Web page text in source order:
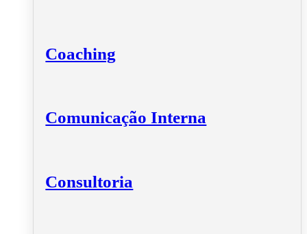
Coaching
Comunicação Interna
Consultoria